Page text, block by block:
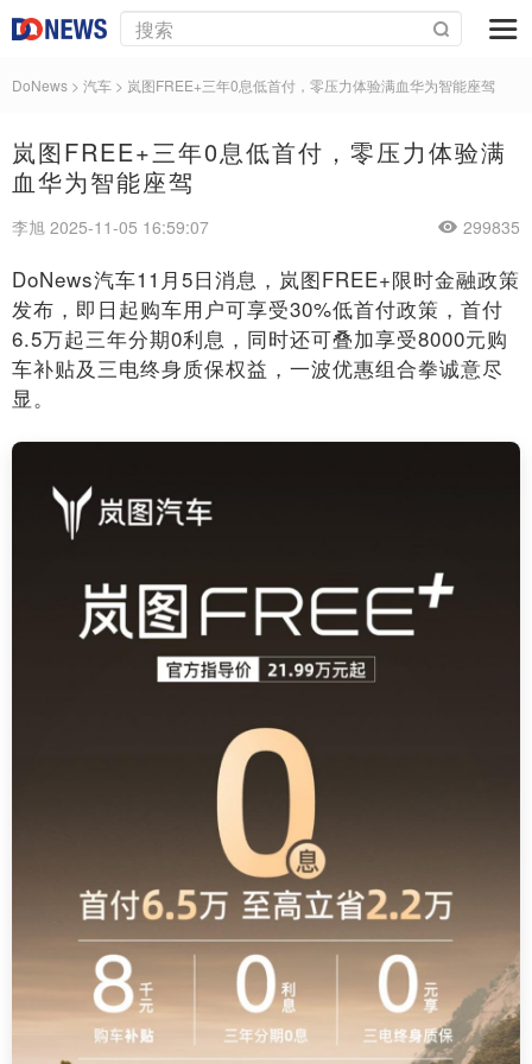
DoNews > 汽车 > 岚图FREE+三年0息低首付，零压力体验满血华为智能座驾
岚图FREE+三年0息低首付，零压力体验满
血华为智能座驾
李旭 2025-11-05 16:59:07 299835
DoNews汽车11月5日消息，岚图FREE+限时金融政策
发布，即日起购车用户可享受30%低首付政策，首付
6.5万起三年分期0利息，同时还可叠加享受8000元购
车补贴及三电终身质保权益，一波优惠组合拳诚意尽
显。